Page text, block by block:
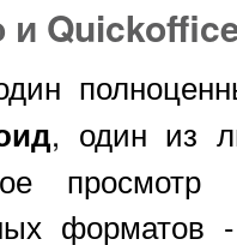
, один из
просмотр
форматов -